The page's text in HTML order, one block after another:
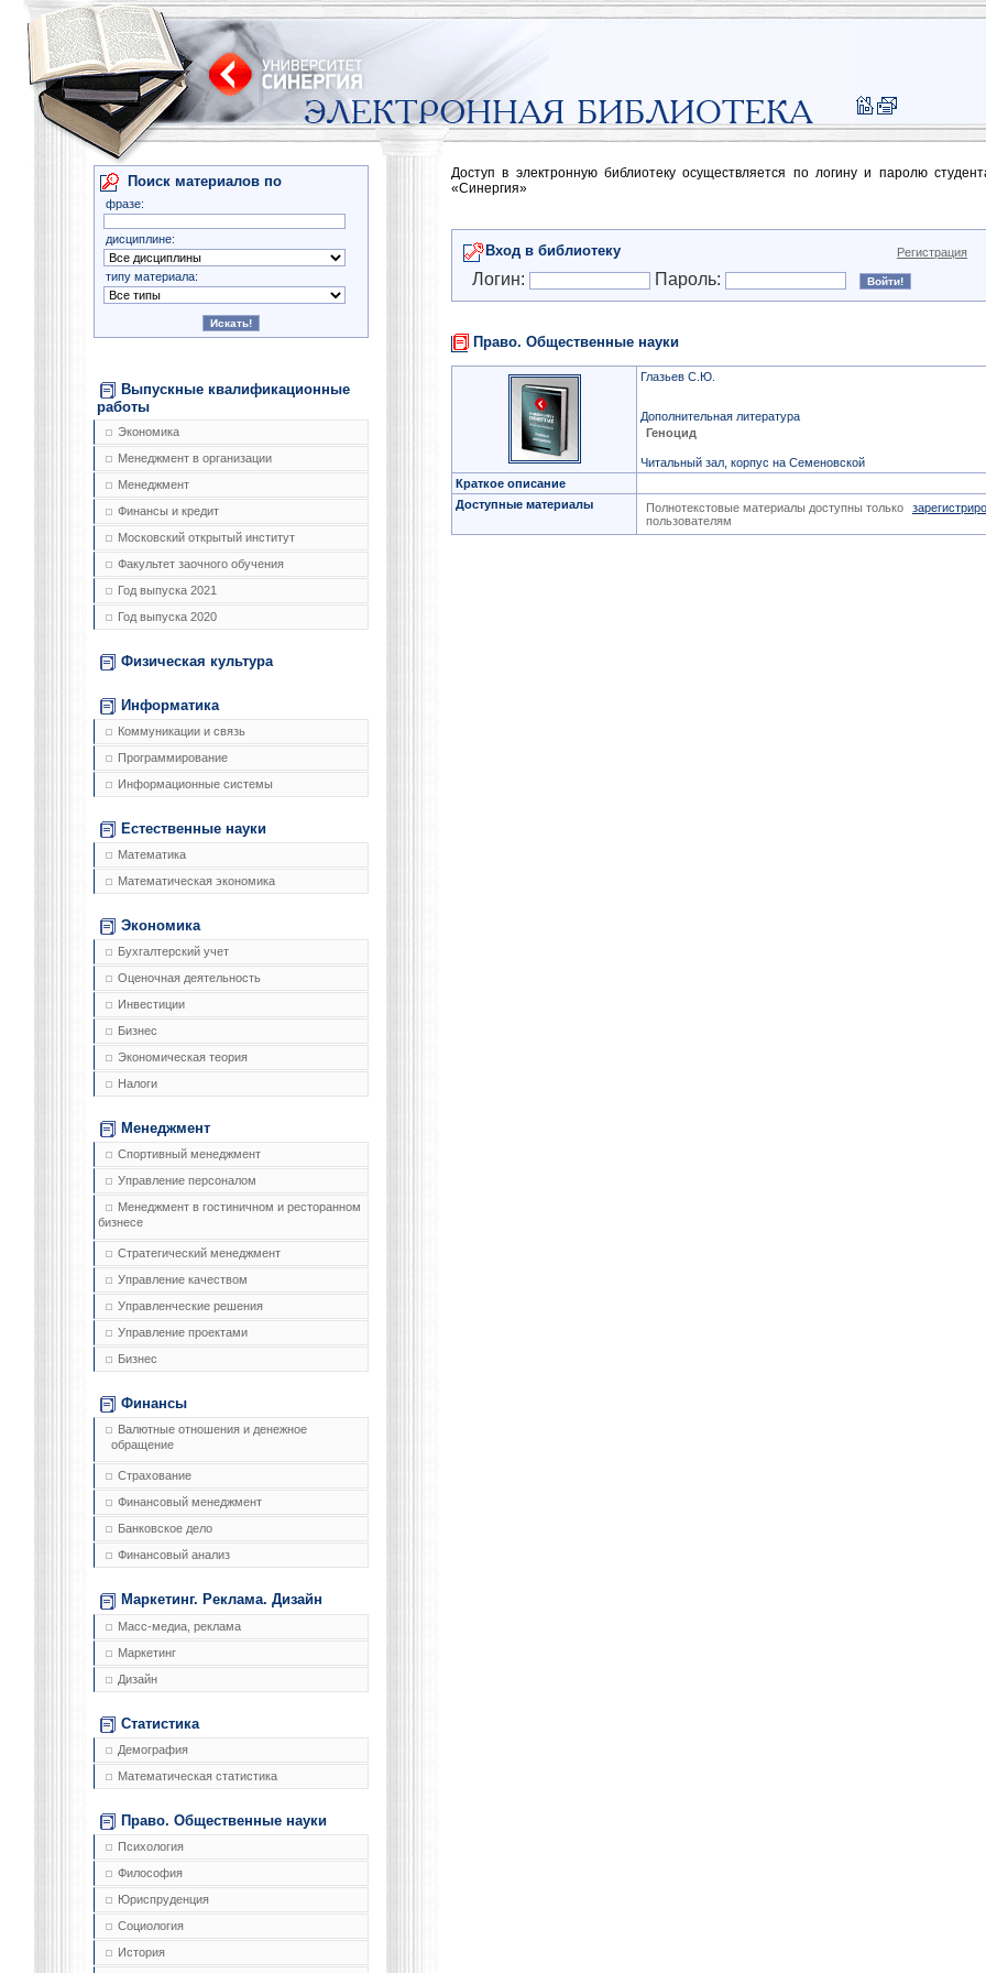
Поиск материалов по
фразе:
дисциплине:
типу материала:
Выпускные квалификационные
работы
Экономика
Менеджмент в организации
Менеджмент
Финансы и кредит
Московский открытый институт
Факультет заочного обучения
Год выпуска 2021
Год выпуска 2020
Физическая культура
Информатика
Коммуникации и связь
Программирование
Информационные системы
Естественные науки
Математика
Математическая экономика
Экономика
Бухгалтерский учет
Оценочная деятельность
Инвестиции
Бизнес
Экономическая теория
Налоги
Менеджмент
Спортивный менеджмент
Управление персоналом
Менеджмент в гостиничном и ресторанном
бизнесе
Стратегический менеджмент
Управление качеством
Управленческие решения
Управление проектами
Бизнес
Финансы
Валютные отношения и денежное
обращение
Страхование
Финансовый менеджмент
Банковское дело
Финансовый анализ
Маркетинг. Реклама. Дизайн
Масс-медиа, реклама
Маркетинг
Дизайн
Статистика
Демография
Математическая статистика
Право. Общественные науки
Психология
Философия
Юриспруденция
Социология
История
Доступ в электронную библиотеку осуществляется по логину и паролю
«Синергия»
Вход в библиотеку Регистрация
Логин: Пароль:
Право. Общественные науки
Глазьев С.Ю.
Дополнительная литература
Геноцид
Читальный зал, корпус на Семеновской
Краткое описание
Доступные материалы
Полнотекстовые материалы доступны только
пользователям